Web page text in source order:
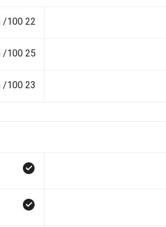
22 kWh /100 کم
25 kWh /100 کم
23 kWh /100 کم